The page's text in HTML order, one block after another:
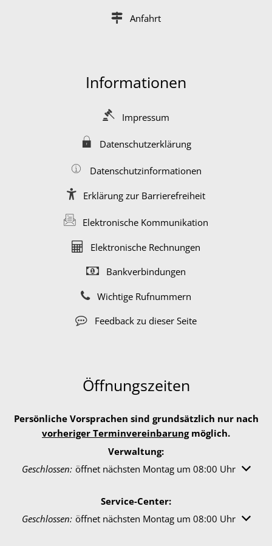
Anfahrt
Informationen
Impressum
Datenschutzerklärung
Datenschutzinformationen
Erklärung zur Barrierefreiheit
Elektronische Kommunikation
Elektronische Rechnungen
Bankverbindungen
Wichtige Rufnummern
Feedback zu dieser Seite
Öffnungszeiten
Persönliche Vorsprachen sind grundsätzlich nur nach
vorheriger Terminvereinbarungmöglich.
Verwaltung:
Klicken, um weitere Öffnungs- oder Schließzeiten
Geschlossen: öffnet nächsten Montag um 08:00 Uhr
Service-Center:
Klicken, um weitere Öffnungs- oder Schließzeiten
Geschlossen: öffnet nächsten Montag um 08:00 Uhr